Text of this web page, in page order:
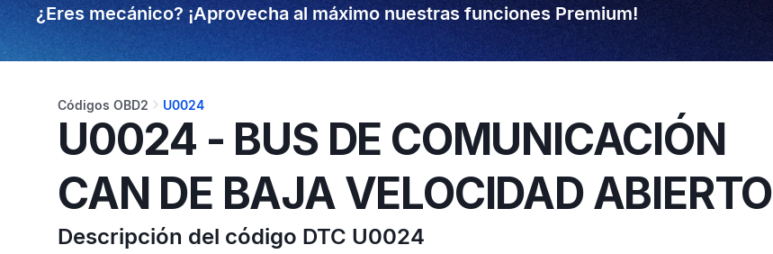
¿Eres mecánico? ¡Aprovecha al máximo nuestras funciones Premium!
Códigos OBD2 U0024
U0024 - BUS DE COMUNICACIÓN
CAN DE BAJA VELOCIDAD ABIERTO
Descripción del código DTC U0024